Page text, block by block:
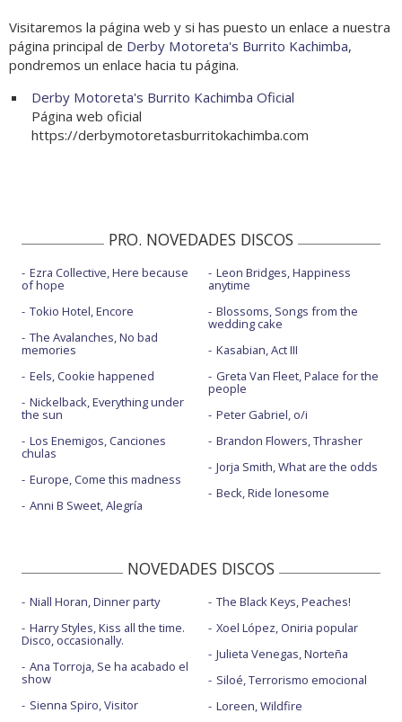
Visitaremos la página web y si has puesto un enlace a nuestra
página principal de Derby Motoreta's Burrito Kachimba,
pondremos un enlace hacia tu página.
Derby Motoreta's Burrito Kachimba Oficial
Página web oficial
https://derbymotoretasburritokachimba.com
PRO. NOVEDADES DISCOS
Ezra Collective, Here because
of hope
Tokio Hotel, Encore
The Avalanches, No bad
memories
Eels, Cookie happened
Nickelback, Everything under
the sun
Los Enemigos, Canciones
chulas
Europe, Come this madness
Anni B Sweet, Alegría
Leon Bridges, Happiness
anytime
Blossoms, Songs from the
wedding cake
Kasabian, Act III
Greta Van Fleet, Palace for the
people
Peter Gabriel, o/i
Brandon Flowers, Thrasher
Jorja Smith, What are the odds
Beck, Ride lonesome
NOVEDADES DISCOS
Niall Horan, Dinner party
Harry Styles, Kiss all the time.
Disco, occasionally.
Ana Torroja, Se ha acabado el
show
Sienna Spiro, Visitor
The Black Keys, Peaches!
Xoel López, Oniria popular
Julieta Venegas, Norteña
Siloé, Terrorismo emocional
Loreen, Wildfire